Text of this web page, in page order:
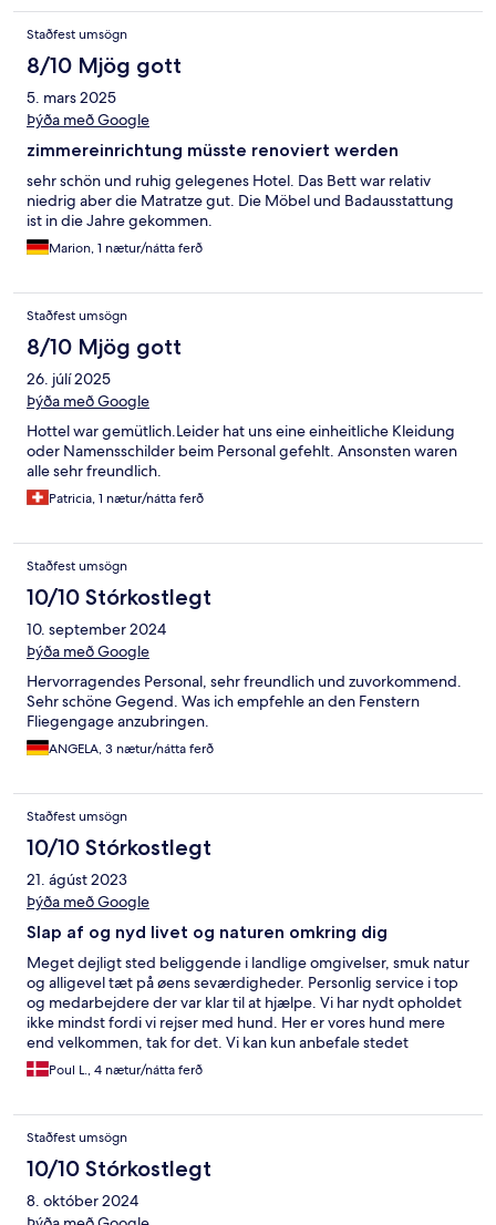
Staðfest umsögn
8/10 Mjög gott
5. mars 2025
Þýða með Google
zimmereinrichtung müsste renoviert werden
sehr schön und ruhig gelegenes Hotel. Das Bett war relativ
niedrig aber die Matratze gut. Die Möbel und Badausstattung
ist in die Jahre gekommen.
Marion, 1 nætur/nátta ferð
Staðfest umsögn
8/10 Mjög gott
26. júlí 2025
Þýða með Google
Hottel war gemütlich.Leider hat uns eine einheitliche Kleidung
oder Namensschilder beim Personal gefehlt. Ansonsten waren
alle sehr freundlich.
Patricia, 1 nætur/nátta ferð
Staðfest umsögn
10/10 Stórkostlegt
10. september 2024
Þýða með Google
Hervorragendes Personal, sehr freundlich und zuvorkommend.
Sehr schöne Gegend. Was ich empfehle an den Fenstern
Fliegengage anzubringen.
ANGELA, 3 nætur/nátta ferð
Staðfest umsögn
10/10 Stórkostlegt
21. ágúst 2023
Þýða með Google
Slap af og nyd livet og naturen omkring dig
Meget dejligt sted beliggende i landlige omgivelser, smuk natur
og alligevel tæt på øens seværdigheder. Personlig service i top
og medarbejdere der var klar til at hjælpe. Vi har nydt opholdet
ikke mindst fordi vi rejser med hund. Her er vores hund mere
end velkommen, tak for det. Vi kan kun anbefale stedet
Poul L., 4 nætur/nátta ferð
Staðfest umsögn
10/10 Stórkostlegt
8. október 2024